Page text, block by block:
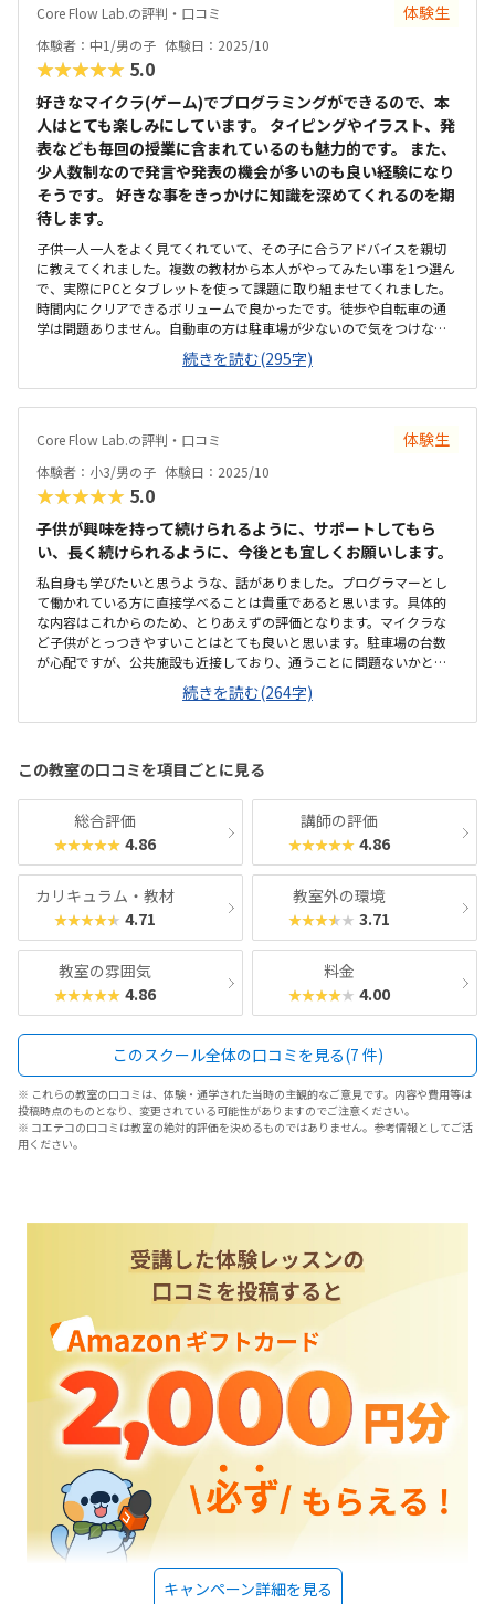
Core Flow Lab.の評判・口コミ 体験生
体験者：中1/男の子 体験日：2025/10
★★★★★ 5.0
好きなマイクラ(ゲーム)でプログラミングができるので、本
人はとても楽しみにしています。 タイピングやイラスト、発
表なども毎回の授業に含まれているのも魅力的です。 また、
少人数制なので発言や発表の機会が多いのも良い経験になり
そうです。 好きな事をきっかけに知識を深めてくれるのを期
待します。
子供一人一人をよく見てくれていて、その子に合うアドバイスを親切
に教えてくれました。複数の教材から本人がやってみたい事を1つ選ん
で、実際にPCとタブレットを使って課題に取り組ませてくれました。
時間内にクリアできるボリュームで良かったです。徒歩や自転車の通
学は問題ありません。自動車の方は駐車場が少ないので気をつけなけ
ればならないかもしれません。できたばかりの新しい建物でした。開
放感があり、暖かく、落ち着く印象でした。大きめのディスプレイのP
Cで授業もうけやすそうです。体験ではメインのプログラミングだけで
したが、実際の授業ではプログラミング以外のことも学べるようなの
続きを読む(295字)
Core Flow Lab.の評判・口コミ 体験生
体験者：小3/男の子 体験日：2025/10
★★★★★ 5.0
子供が興味を持って続けられるように、サポートしてもら
い、長く続けられるように、今後とも宜しくお願いします。
私自身も学びたいと思うような、話がありました。プログラマーとし
て働かれている方に直接学べることは貴重であると思います。具体的
な内容はこれからのため、とりあえずの評価となります。マイクラな
ど子供がとっつきやすいことはとても良いと思います。駐車場の台数
が心配ですが、公共施設も近接しており、通うことに問題ないかと思
います。素晴らしい環境だと思います。ビルの一角ではなく独立施設で
あり、子供も安心して学べるかと思いました。他の教室は見ていませ
んが、妥当だと思います。具体的な内容はこれからですが、施設や教
続きを読む(264字)
この教室の口コミを項目ごとに見る
総合評価
★★★★★ 4.86
講師の評価
★★★★★ 4.86
カリキュラム・教材
★★★★★ 4.71
教室外の環境
★★★★★ 3.71
教室の雰囲気
★★★★★ 4.86
料金
★★★★★ 4.00
このスクール全体の口コミを見る(7 件)
※ これらの教室の口コミは、体験・通学された当時の主観的なご意見です。内容や費用等は
投稿時点のものとなり、変更されている可能性がありますのでご注意ください。
※ コエテコの口コミは教室の絶対的評価を決めるものではありません。参考情報としてご活
用ください。
キャンペーン詳細を見る